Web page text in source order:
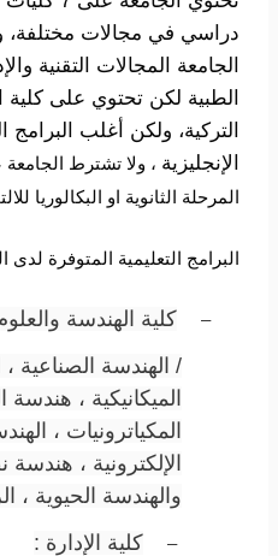
دراسي في مجالات
الجامعة المجالات التقنية
الطبية لكن تحتوي على كلية
التركية، ولكن أغلب البرامج
الإنجليزية ، ولا تشترط
المرحلة الثانوية او البكالوريا
البرامج التعليمية المتوفرة لدى
–
كلية الهندسة
/ الهندسة الصناعية ،
الميكانيكية ،
المكياترونيات ،
الإلكترونية ،
والهندسة الحيوية ،
–
كلية الإدارة :